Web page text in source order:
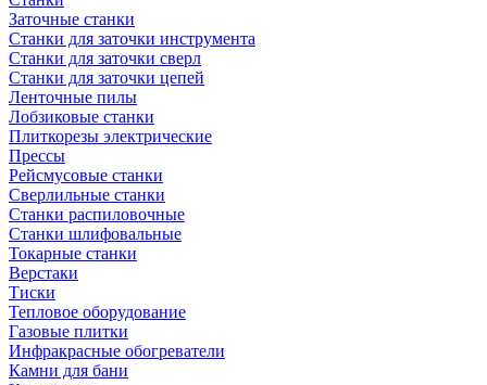
Заточные станки
Станки для заточки инструмента
Станки для заточки сверл
Станки для заточки цепей
Ленточные пилы
Лобзиковые станки
Плиткорезы электрические
Прессы
Рейсмусовые станки
Сверлильные станки
Станки распиловочные
Станки шлифовальные
Токарные станки
Верстаки
Тиски
Тепловое оборудование
Газовые плитки
Инфракрасные обогреватели
Камни для бани